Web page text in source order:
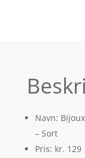
Navn:
– Sort
Pris: kr. 129